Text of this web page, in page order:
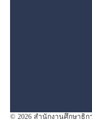
© 2026 สำนักงานศึกษาธิก